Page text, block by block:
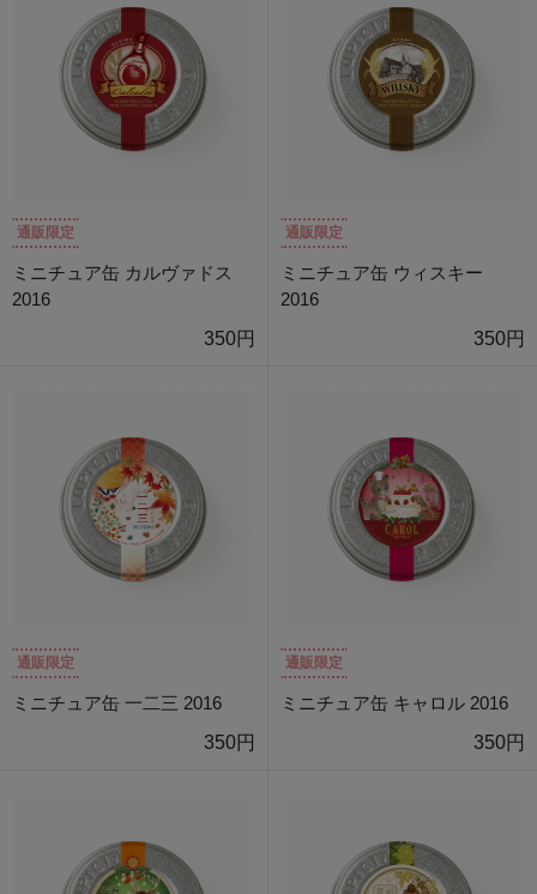
通販限定
ミニチュア缶 カルヴァドス
2016
350円
通販限定
ミニチュア缶 ウィスキー
2016
350円
通販限定
ミニチュア缶 一二三 2016
350円
通販限定
ミニチュア缶 キャロル 2016
350円